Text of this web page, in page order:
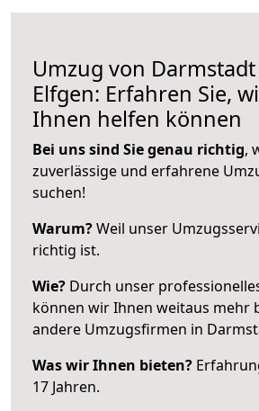
Umzug von
Elfgen: Erfahren Sie,
Ihnen helfen können
Bei uns sind Sie genau richtig,
zuverlässige und erfahrene
suchen!
Warum?Weil unser
richtig ist.
Wie? Durch unser
können wir Ihnen weitaus mehr
andere Umzugsfirmen in
Was wir Ihnen bieten?
17 Jahren.